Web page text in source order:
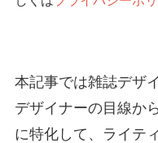
本記事では雑誌デザ
デザイナーの目線か
に特化して、ライテ